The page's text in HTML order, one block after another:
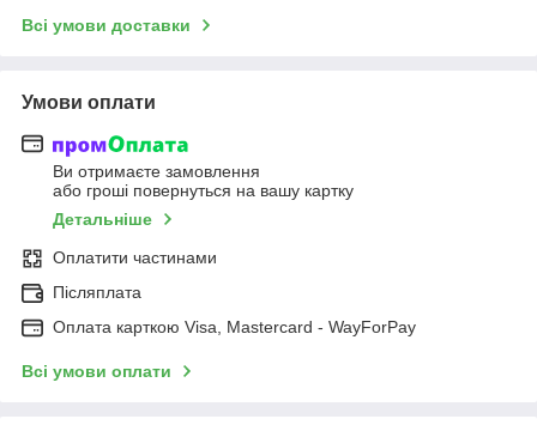
Всі умови доставки
Умови оплати
Ви отримаєте замовлення
або гроші повернуться на вашу картку
Детальніше
Оплатити частинами
Післяплата
Оплата карткою Visa, Mastercard - WayForPay
Всі умови оплати